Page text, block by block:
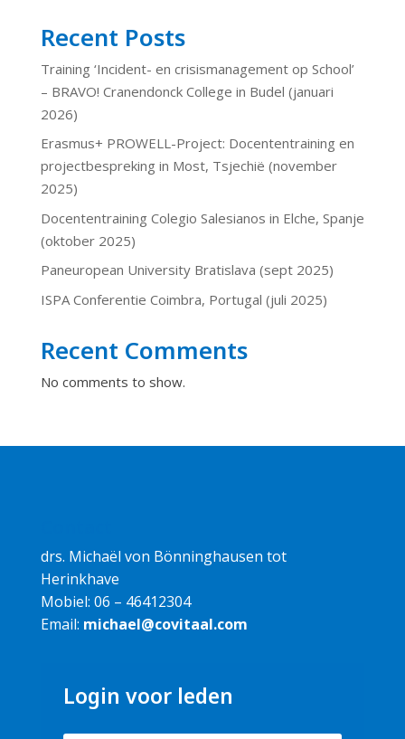
Recent Posts
Training ‘Incident- en crisismanagement op School’
– BRAVO! Cranendonck College in Budel (januari
2026)
Erasmus+ PROWELL-Project: Docententraining en
projectbespreking in Most, Tsjechië (november
2025)
Docententraining Colegio Salesianos in Elche, Spanje
(oktober 2025)
Paneuropean University Bratislava (sept 2025)
ISPA Conferentie Coimbra, Portugal (juli 2025)
Recent Comments
No comments to show.
drs. Michaël von Bönninghausen tot
Herinkhave
Mobiel: 06 – 46412304
Email: michael@covitaal.com
Login voor leden